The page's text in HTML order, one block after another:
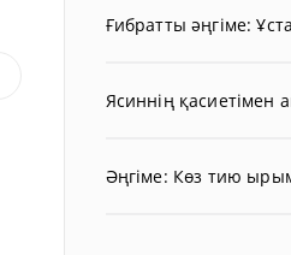
Ғибратты әңгіме:
Ясиннің қасиетімен
Әңгіме: Көз тию